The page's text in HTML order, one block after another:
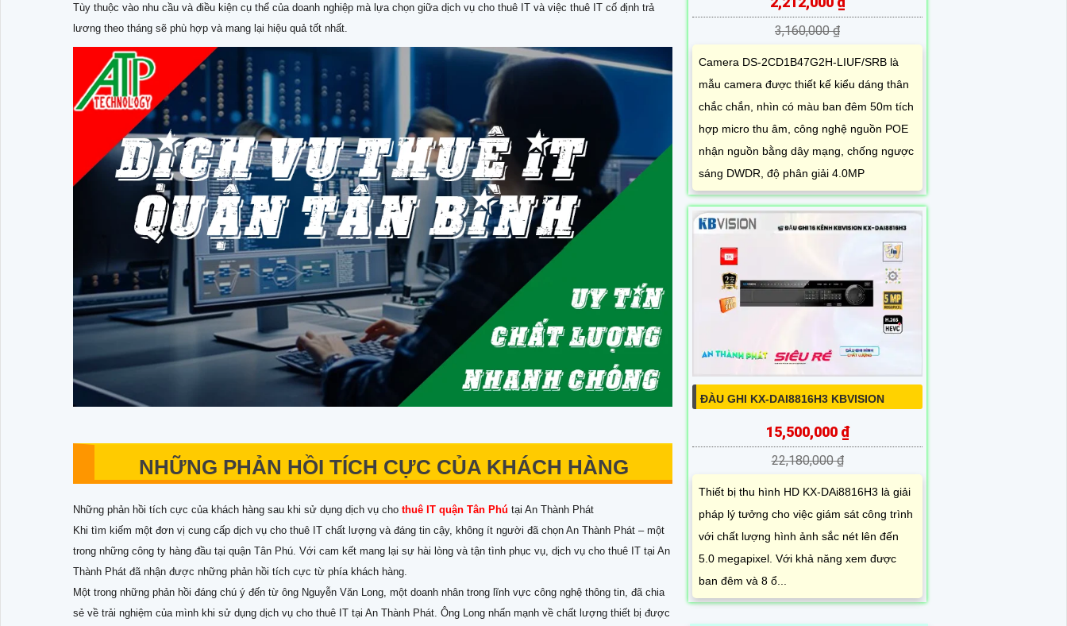
Tùy thuộc vào nhu cầu và điều kiện cụ thể của doanh nghiệp mà lựa chọn giữa dịch vụ cho thuê IT và việc thuê IT cố định trả
lương theo tháng sẽ phù hợp và mang lại hiệu quả tốt nhất.
NHỮNG PHẢN HỒI TÍCH CỰC CỦA KHÁCH HÀNG
Những phản hồi tích cực của khách hàng sau khi sử dụng dịch vụ cho thuê IT quận Tân Phú tại An Thành Phát
Khi tìm kiếm một đơn vị cung cấp dịch vụ cho thuê IT chất lượng và đáng tin cậy, không ít người đã chọn An Thành Phát – một
trong những công ty hàng đầu tại quận Tân Phú. Với cam kết mang lại sự hài lòng và tận tình phục vụ, dịch vụ cho thuê IT tại An
Thành Phát đã nhận được những phản hồi tích cực từ phía khách hàng.
Một trong những phản hồi đáng chú ý đến từ ông Nguyễn Văn Long, một doanh nhân trong lĩnh vực công nghệ thông tin, đã chia
sẻ về trải nghiệm của mình khi sử dụng dịch vụ cho thuê IT tại An Thành Phát. Ông Long nhấn mạnh về chất lượng thiết bị được
3,160,000 ₫
Camera DS-2CD1B47G2H-LIUF/SRB là
mẫu camera được thiết kế kiểu dáng thân
chắc chắn, nhìn có màu ban đêm 50m tích
hợp micro thu âm, công nghệ nguồn POE
nhận nguồn bằng dây mạng, chống ngược
sáng DWDR, độ phân giải 4.0MP
ĐÀU GHI KX-DAI8816H3 KBVISION
15,500,000 ₫
22,180,000 ₫
Thiết bị thu hình HD KX-DAi8816H3 là giải
pháp lý tưởng cho việc giám sát công trình
với chất lượng hình ảnh sắc nét lên đến
5.0 megapixel. Với khả năng xem được
ban đêm và 8 ổ...